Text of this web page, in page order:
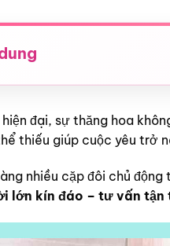
đại, sự thăng hoa
thiếu giúp cuộc yêu trở
nhiều cặp đôi chủ động
lớn kín đáo – tư vấn tận